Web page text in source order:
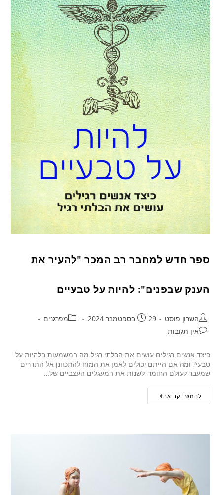
ספר חדש למחבר רב המכר "להעיר את
הענק שבפנים": להיות על טבעיים
השרון פוסט 29 בספטמבר 2024
מפרגנים
אין תגובות
כיצד אנשים רגילים עושים את הבלתי רגיל מה המשמעות בלהיות על
טבעי? ומה אם הייתם יכולים לאמן את המוח להתכוונן אל התדרים
שמעבר לעולם החומר, לשנות את המעגלים העצביים של…
להמשך קריאה